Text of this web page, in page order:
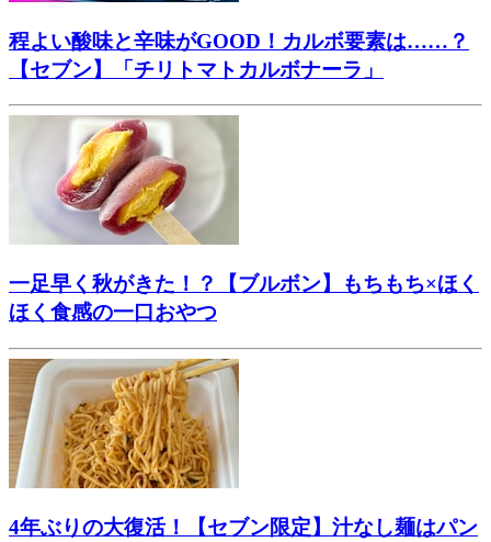
程よい酸味と辛味がGOOD！カルボ要素は……？
【セブン】「チリトマトカルボナーラ」
一足早く秋がきた！？【ブルボン】もちもち×ほく
ほく食感の一口おやつ
4年ぶりの大復活！【セブン限定】汁なし麺はパン